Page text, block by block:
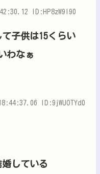
ID:HP8zW9l90
子供は15くらい
わなぁ
ID:9jWUOTYd0
している